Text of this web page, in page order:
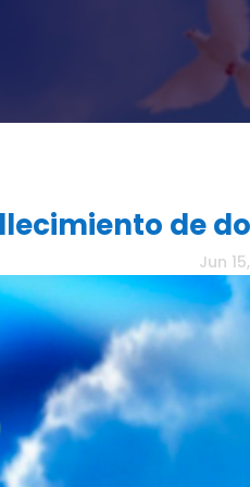
de
Jun